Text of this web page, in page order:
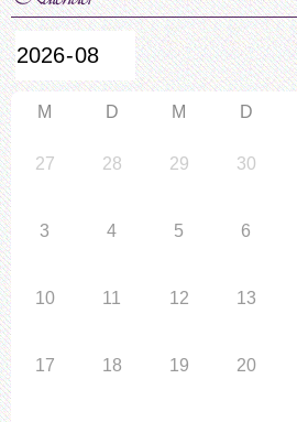
M D M D
27 28 29 30
3 4 5 6
10 11 12 13
17 18 19 20